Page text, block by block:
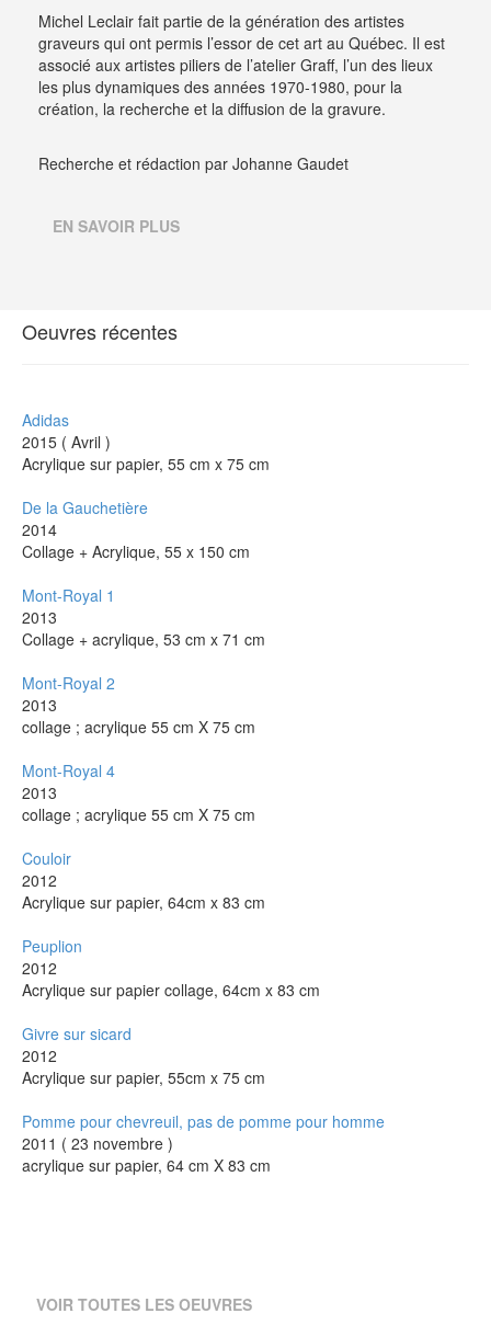
Michel Leclair fait partie de la génération des artistes
graveurs qui ont permis l’essor de cet art au Québec. Il est
associé aux artistes piliers de l’atelier Graff, l’un des lieux
les plus dynamiques des années 1970-1980, pour la
création, la recherche et la diffusion de la gravure.
Recherche et rédaction par Johanne Gaudet
EN SAVOIR PLUS
Oeuvres récentes
Adidas
2015 ( Avril )
Acrylique sur papier, 55 cm x 75 cm
De la Gauchetière
2014
Collage + Acrylique, 55 x 150 cm
Mont-Royal 1
2013
Collage + acrylique, 53 cm x 71 cm
Mont-Royal 2
2013
collage ; acrylique 55 cm X 75 cm
Mont-Royal 4
2013
collage ; acrylique 55 cm X 75 cm
Couloir
2012
Acrylique sur papier, 64cm x 83 cm
Peuplion
2012
Acrylique sur papier collage, 64cm x 83 cm
Givre sur sicard
2012
Acrylique sur papier, 55cm x 75 cm
Pomme pour chevreuil, pas de pomme pour homme
2011 ( 23 novembre )
acrylique sur papier, 64 cm X 83 cm
VOIR TOUTES LES OEUVRES